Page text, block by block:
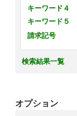
キーワード４
キーワード５
請求記号
検索結果一覧
オプション